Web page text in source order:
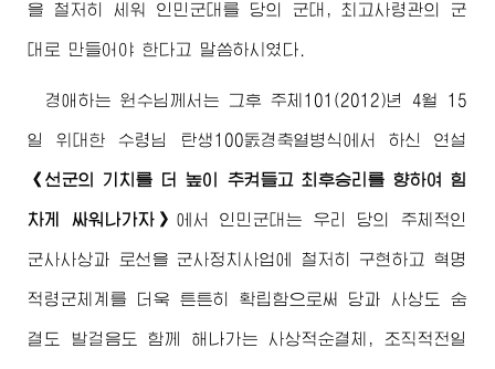
을 철저히 세워 인민군대를 당의 군대, 최고사령관의 군
대로 만들어야 한다고 말씀하시였다.
경애하는 원수님 께서는 그후 주체101(2012)년 4월 15
일 위대한 수령님 탄생100돐경축열병식에서 하신 연설
《선군의 기치를 더 높이 추켜들고 최후승리를 향하여 힘
차게 싸워나가자》 에서 인민군대는 우리 당의 주체적인
군사사상과 로선을 군사정치사업에 철저히 구현하고 혁명
적령군체계를 더욱 튼튼히 확립함으로써 당과 사상도 숨
결도 발걸음도 함께 해나가는 사상적순결체, 조직적전일